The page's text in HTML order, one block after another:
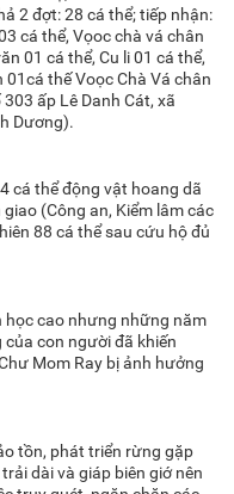
2 đợt: 28 cá thể; tiếp nhận:
cá thể, Vọoc chà vá chân
01 cá thể, Cu li 01 cá thể,
01cá thế Voọc Chà Vá chân
ấp Lê Danh Cát, xã
Dương).
cá thể động vật hoang dã
(Công an, Kiểm lâm các
88 cá thể sau cứu hộ đủ
học cao nhưng những năm
con người đã khiến
Mom Ray bị ảnh hưởng
tồn, phát triển rừng gặp
dài và giáp biên giớ nên